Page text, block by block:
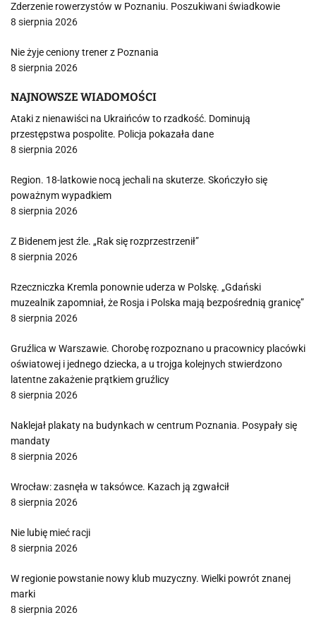
Zderzenie rowerzystów w Poznaniu. Poszukiwani świadkowie
8 sierpnia 2026
Nie żyje ceniony trener z Poznania
8 sierpnia 2026
NAJNOWSZE WIADOMOŚCI
Ataki z nienawiści na Ukraińców to rzadkość. Dominują
przestępstwa pospolite. Policja pokazała dane
8 sierpnia 2026
Region. 18-latkowie nocą jechali na skuterze. Skończyło się
poważnym wypadkiem
8 sierpnia 2026
Z Bidenem jest źle. „Rak się rozprzestrzenił”
8 sierpnia 2026
Rzeczniczka Kremla ponownie uderza w Polskę. „Gdański
muzealnik zapomniał, że Rosja i Polska mają bezpośrednią granicę”
8 sierpnia 2026
Gruźlica w Warszawie. Chorobę rozpoznano u pracownicy placówki
oświatowej i jednego dziecka, a u trojga kolejnych stwierdzono
latentne zakażenie prątkiem gruźlicy
8 sierpnia 2026
Naklejał plakaty na budynkach w centrum Poznania. Posypały się
mandaty
8 sierpnia 2026
Wrocław: zasnęła w taksówce. Kazach ją zgwałcił
8 sierpnia 2026
Nie lubię mieć racji
8 sierpnia 2026
W regionie powstanie nowy klub muzyczny. Wielki powrót znanej
marki
8 sierpnia 2026